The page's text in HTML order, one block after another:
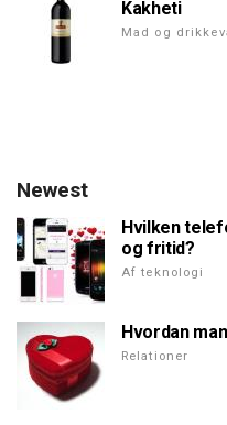
Kakheti
Mad og
Newest
Hvilken
og fritid?
Af teknologi
Hvordan
Relationer